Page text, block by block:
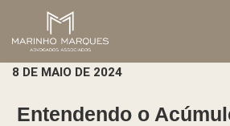
Pular
para
conteúdo
8 DE MAIO DE 2024
Entendendo o